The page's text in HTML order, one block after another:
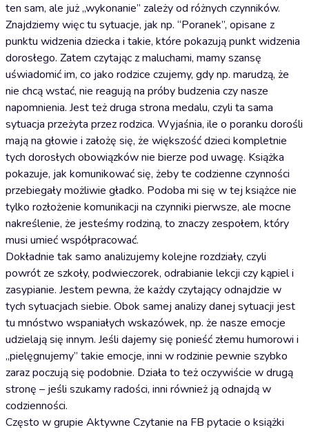
ten sam, ale już „wykonanie” zależy od różnych czynników.
Znajdziemy więc tu sytuacje, jak np. “Poranek”, opisane z
punktu widzenia dziecka i takie, które pokazują punkt widzenia
dorosłego. Zatem czytając z maluchami, mamy szansę
uświadomić im, co jako rodzice czujemy, gdy np. marudzą, że
nie chcą wstać, nie reagują na próby budzenia czy nasze
napomnienia. Jest też druga strona medalu, czyli ta sama
sytuacja przeżyta przez rodzica. Wyjaśnia, ile o poranku dorośli
mają na głowie i założę się, że większość dzieci kompletnie
tych dorosłych obowiązków nie bierze pod uwagę. Książka
pokazuje, jak komunikować się, żeby te codzienne czynności
przebiegały możliwie gładko. Podoba mi się w tej książce nie
tylko rozłożenie komunikacji na czynniki pierwsze, ale mocne
nakreślenie, że jesteśmy rodziną, to znaczy zespołem, który
musi umieć współpracować.
Dokładnie tak samo analizujemy kolejne rozdziały, czyli
powrót ze szkoły, podwieczorek, odrabianie lekcji czy kąpiel i
zasypianie. Jestem pewna, że każdy czytający odnajdzie w
tych sytuacjach siebie. Obok samej analizy danej sytuacji jest
tu mnóstwo wspaniałych wskazówek, np. że nasze emocje
udzielają się innym. Jeśli dajemy się ponieść złemu humorowi i
„pielęgnujemy” takie emocje, inni w rodzinie pewnie szybko
zaraz poczują się podobnie. Działa to też oczywiście w drugą
stronę – jeśli szukamy radości, inni również ją odnajdą w
codzienności.
Często w grupie Aktywne Czytanie na FB pytacie o książki